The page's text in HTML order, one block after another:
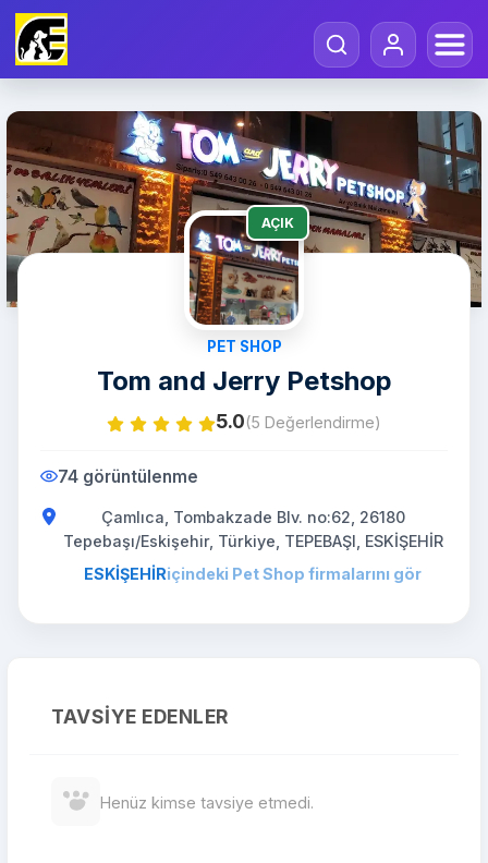
AÇIK
PET SHOP
Tom and Jerry Petshop
5.0(5 Değerlendirme)
74 görüntülenme
Çamlıca, Tombakzade Blv. no:62, 26180
Tepebaşı/Eskişehir, Türkiye, TEPEBAŞI, ESKİŞEHİR
ESKİŞEHİRiçindeki Pet Shop firmalarını gör
TAVSIYE EDENLER
Henüz kimse tavsiye etmedi.